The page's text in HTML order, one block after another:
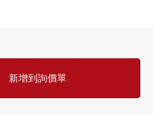
新增到詢價單